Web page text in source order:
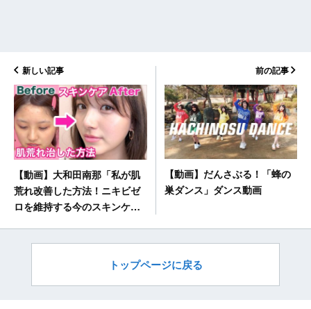
新しい記事
【動画】大和田南那「私が肌
荒れ改善した方法！ニキビゼ
ロを維持する今のスキンケ
前の記事
【動画】だんさぶる！「蜂の
巣ダンス」ダンス動画
トップページに戻る